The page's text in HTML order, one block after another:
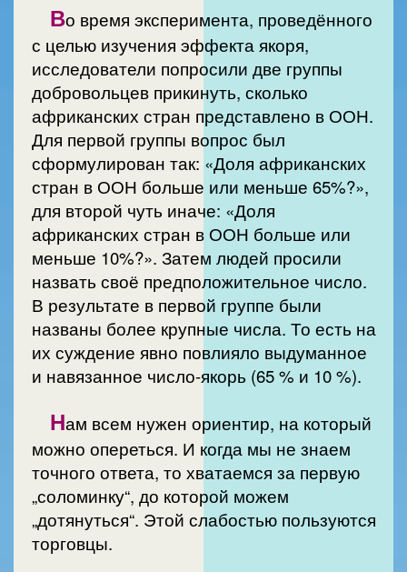
Во время эксперимента, проведённого
с целью изучения эффекта якоря,
исследователи попросили две группы
добровольцев прикинуть, сколько
африканских стран представлено в ООН.
Для первой группы вопрос был
сформулирован так: «Доля африканских
стран в ООН больше или меньше 65%?»,
для второй чуть иначе: «Доля
африканских стран в ООН больше или
меньше 10%?». Затем людей просили
назвать своё предположительное число.
В результате в первой группе были
названы более крупные числа. То есть на
их суждение явно повлияло выдуманное
и навязанное число-якорь (65 % и 10 %).
Нам всем нужен ориентир, на который
можно опереться. И когда мы не знаем
точного ответа, то хватаемся за первую
„соломинку“, до которой можем
„дотянуться“. Этой слабостью пользуются
торговцы.